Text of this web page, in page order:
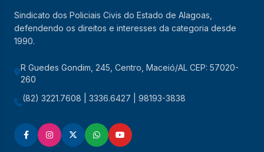
Sindicato dos Policiais Civis do Estado de Alagoas,
defendendo os direitos e interesses da categoria desde
1990.
R Guedes Gondim, 245, Centro, Maceió/AL CEP: 57020-
260
(82) 3221.7608 | 3336.6427 | 98193-3838